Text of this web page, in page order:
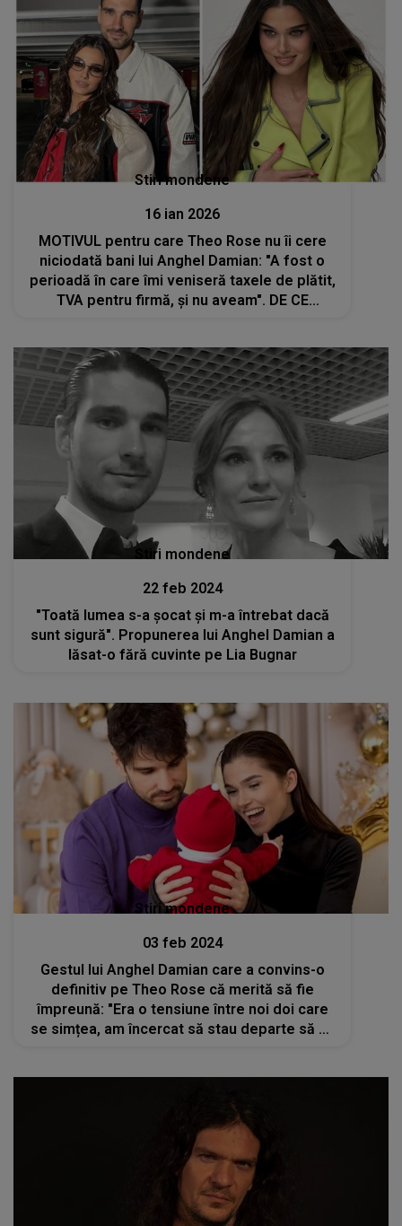
Stiri mondene
16 ian 2026
MOTIVUL pentru care Theo Rose nu îi cere
niciodată bani lui Anghel Damian: "A fost o
perioadă în care îmi veniseră taxele de plătit,
TVA pentru firmă, și nu aveam". DE CE
Stiri mondene
22 feb 2024
"Toată lumea s-a șocat și m-a întrebat dacă
sunt sigură". Propunerea lui Anghel Damian a
lăsat-o fără cuvinte pe Lia Bugnar
Stiri mondene
03 feb 2024
Gestul lui Anghel Damian care a convins-o
definitiv pe Theo Rose că merită să fie
împreună: "Era o tensiune între noi doi care
se simțea, am încercat să stau departe să nu